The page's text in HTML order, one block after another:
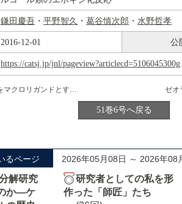
鎌田慶吾 ・ 平野智久 ・ 葛谷慎次郎 ・ 水野哲孝
2016-12-01 公
https://catsj.jp/jnl/pageview?articlecd=5106045300g
ハイドロタルサイトをマクロリガンドとするバナジウム触媒を用いたアミドからニトリルへの高効率脱水反応
51巻6号へ戻る
るページ 2026年05月08日 ～ 2026年08
解研究
か―ケ
研究者としての私を形
作った「師匠」たち